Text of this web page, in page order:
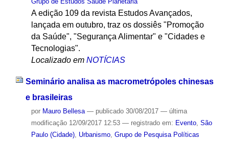
A edição 109 da revista Estudos Avançados,
lançada em outubro, traz os dossiês "Promoção
da Saúde", "Segurança Alimentar" e "Cidades e
Tecnologias".
Localizado em NOTÍCIAS
Seminário analisa as macrometrópoles chinesas
e brasileiras
por Mauro Bellesa — publicado30/08/2017 — última
modificação12/09/2017 12:53 — registrado em: Evento, São
Paulo (Cidade), Urbanismo, Grupo de Pesquisa Políticas